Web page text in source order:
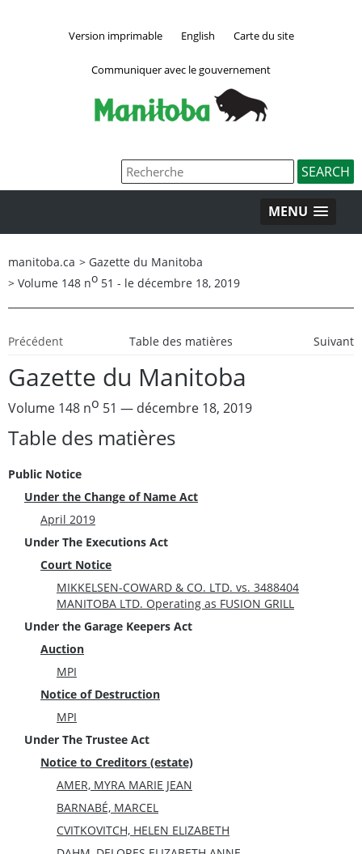
Version imprimable English Carte du site
Communiquer avec le gouvernement
MENU
manitoba.ca > Gazette du Manitoba
> Volume 148 no 51 - le décembre 18, 2019
Précédent Table des matières Suivant
Gazette du Manitoba
Volume 148 no 51 — décembre 18, 2019
Table des matières
Public Notice
Under the Change of Name Act
April 2019
Under The Executions Act
Court Notice
MIKKELSEN-COWARD & CO. LTD. vs. 3488404
MANITOBA LTD. Operating as FUSION GRILL
Under the Garage Keepers Act
Auction
MPI
Notice of Destruction
MPI
Under The Trustee Act
Notice to Creditors (estate)
AMER, MYRA MARIE JEAN
BARNABÉ, MARCEL
CVITKOVITCH, HELEN ELIZABETH